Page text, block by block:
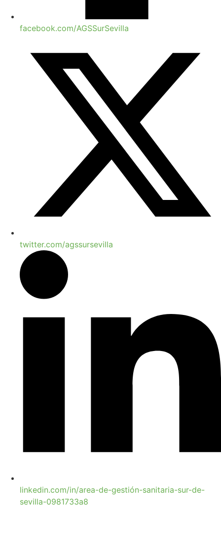
facebook.com/AGSSurSevilla
twitter.com/agssursevilla
linkedin.com/in/area-de-gestión-sanitaria-sur-de-
sevilla-0981733a8